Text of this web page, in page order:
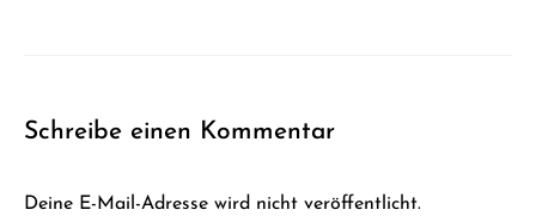
Schreibe einen Kommentar
Deine E-Mail-Adresse wird nicht veröffentlicht.